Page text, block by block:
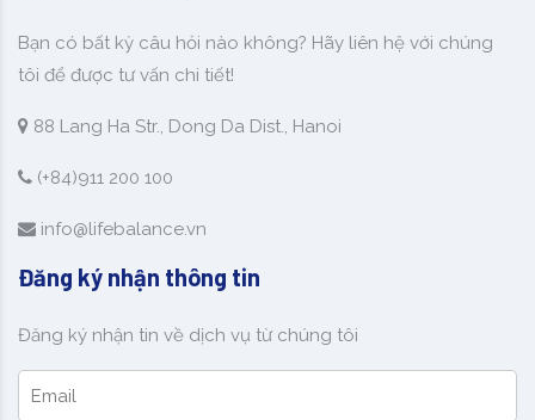
Bạn có bất kỳ câu hỏi nào không? Hãy liên hệ với chúng
tôi để được tư vấn chi tiết!
88 Lang Ha Str., Dong Da Dist., Hanoi
(+84)911 200 100
info@lifebalance.vn
Đăng ký nhận thông tin
Đăng ký nhận tin về dịch vụ từ chúng tôi